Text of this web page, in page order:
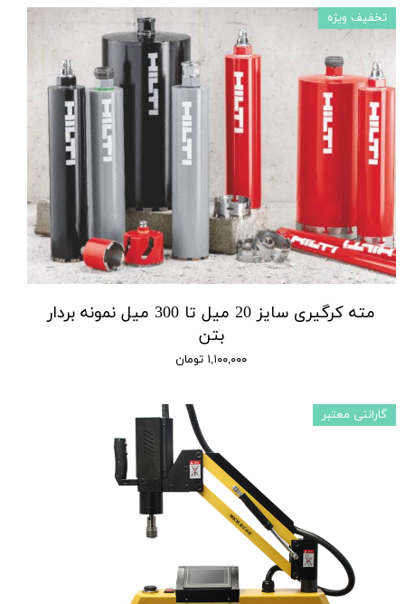
مته کرگیری سایز 20 میل تا 300 میل نمونه بردار
بتن
۱,۱۰۰,۰۰۰ تومان
تخفیف ویژه
گارانتی معتبر